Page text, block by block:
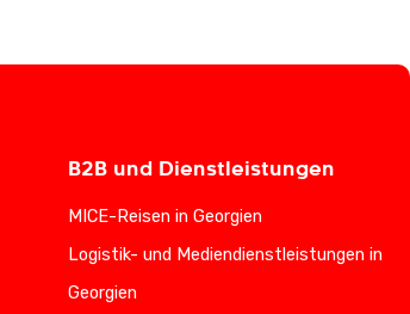
B2B und Dienstleistungen
MICE-Reisen in Georgien
Logistik- und Mediendienstleistungen in
Georgien